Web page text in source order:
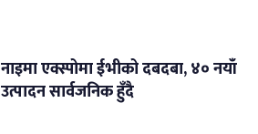
नाइमा एक्स्पोमा ईभीको दबदबा, ४० नयाँ
उत्पादन सार्वजनिक हुँदै